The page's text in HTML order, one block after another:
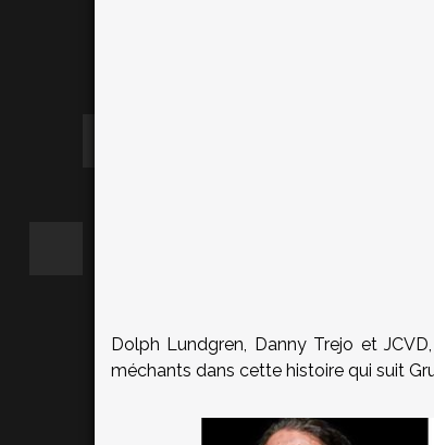
Dolph Lundgren, Danny Trejo et
méchants dans cette histoire qui suit